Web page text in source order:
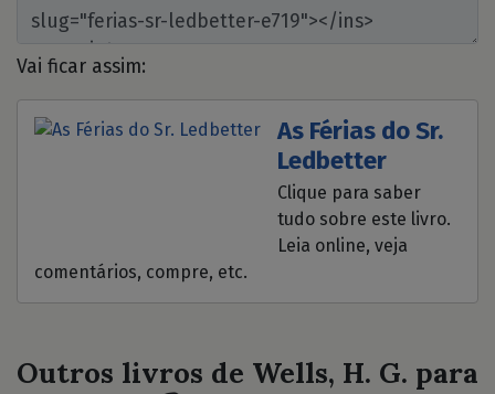
Vai ficar assim:
As Férias do Sr.
Ledbetter
Clique para saber
tudo sobre este livro.
Leia online, veja
comentários, compre, etc.
Outros livros de Wells, H. G. para